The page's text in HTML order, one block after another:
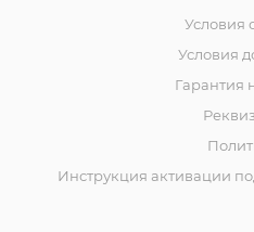
Условия
Условия
Гарантия
Инструкция активации